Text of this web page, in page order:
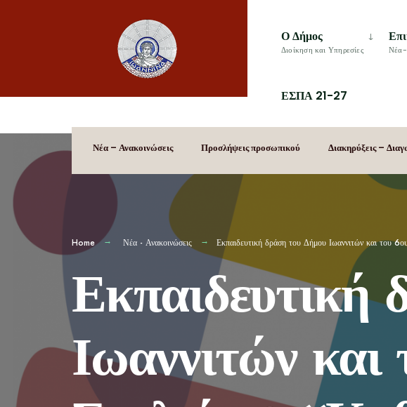
Ο Δήμος
Διοίκηση και Υπηρεσίες Νέα-
ΕΣΠΑ 21-27
Νέα – Ανακοινώσεις Προσλήψεις προσωπικού Διακηρύξεις –
Home Νέα - Ανακοινώσεις Εκπαιδευτική δράση του Δήμου Ιωαννιτών και του
Ιωαννιτών